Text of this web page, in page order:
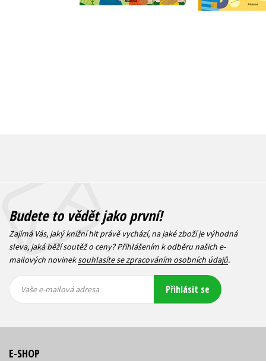
Budete to vědět jako první!
Zajímá Vás, jaký knižní hit právě vychází, na jaké zboží je výhodná
sleva, jaká běží soutěž o ceny? Přihlášením k odběru našich e-
mailových novineksouhlasíte se zpracováním osobních údajů.
mailová
mailová
Vaše e-mailová adresa Přihlásit se
E-SHOP